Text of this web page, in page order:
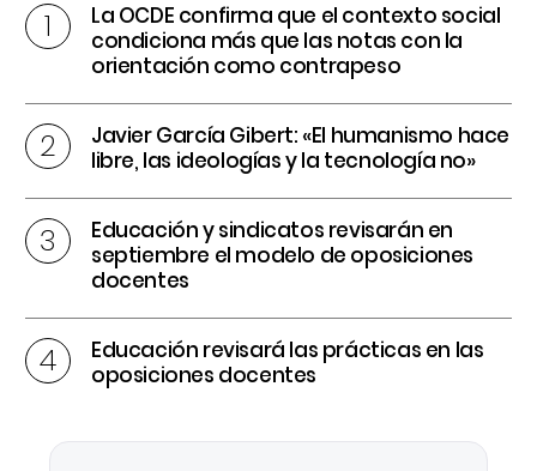
La OCDE confirma que el contexto social
condiciona más que las notas con la
orientación como contrapeso
Javier García Gibert: «El humanismo hace
libre, las ideologías y la tecnología no»
Educación y sindicatos revisarán en
septiembre el modelo de oposiciones
docentes
Educación revisará las prácticas en las
oposiciones docentes